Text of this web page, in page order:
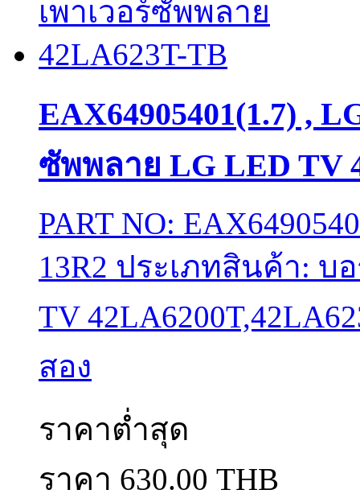
EAX64905401(1.7) ,
ซัพพลาย LG LED TV
PART NO:
13R2 ประเภทสินค้า: บ
TV
สอง
ราคาต่ำสุด
ราคา 630.00 THB